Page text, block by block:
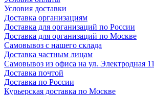
Условия доставки
Доставка организациям
Доставка для организаций по России
Доставка для организаций по Москве
Самовывоз с нашего склада
Доставка частным лицам
Самовывоз из офиса на ул. Электродная 11
Доставка почтой
Доставка по России
Курьерская доставка по Москве